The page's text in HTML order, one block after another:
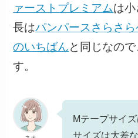
ァーストプレミアムは
長はパンパースさらさら
のいちばんと同じなの
す。
Mテープサイ
サイズは大差